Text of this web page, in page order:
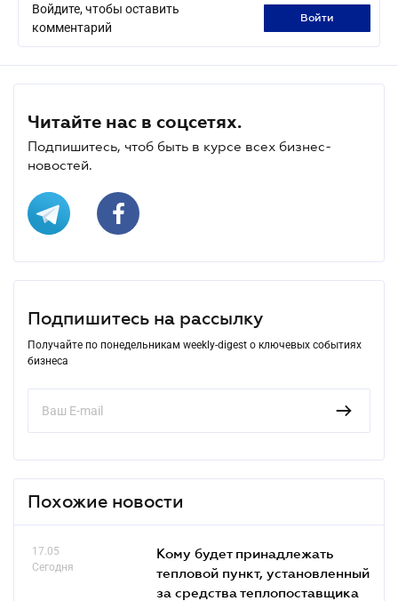
Войдите, чтобы оставить
комментарий
войти
Читайте нас в соцсетях.
Подпишитесь, чтоб быть в курсе всех бизнес-
новостей.
Подпишитесь на рассылку
Получайте по понедельникам weekly-digest о ключевых событиях
бизнеса
Похожие новости
17.05
Сегодня
Кому будет принадлежать
тепловой пункт, установленный
за средства теплопоставщика